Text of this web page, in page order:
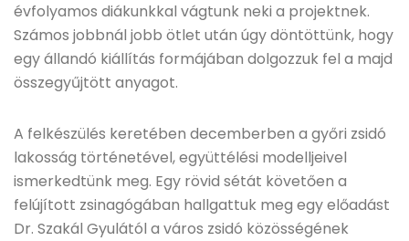
évfolyamos diákunkkal vágtunk neki a projektnek.
Számos jobbnál jobb ötlet után úgy döntöttünk, hogy
egy állandó kiállítás formájában dolgozzuk fel a majd
összegyűjtött anyagot.
A felkészülés keretében decemberben a győri zsidó
lakosság történetével, együttélési modelljeivel
ismerkedtünk meg. Egy rövid sétát követően a
felújított zsinagógában hallgattuk meg egy előadást
Dr. Szakál Gyulától a város zsidó közösségének